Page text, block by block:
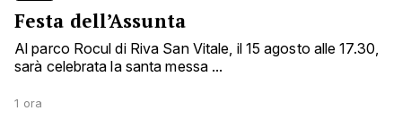
Festa dell’Assunta
Al parco Rocul di Riva San Vitale, il 15 agosto alle 17.30,
sarà celebrata la santa messa ...
1 ora